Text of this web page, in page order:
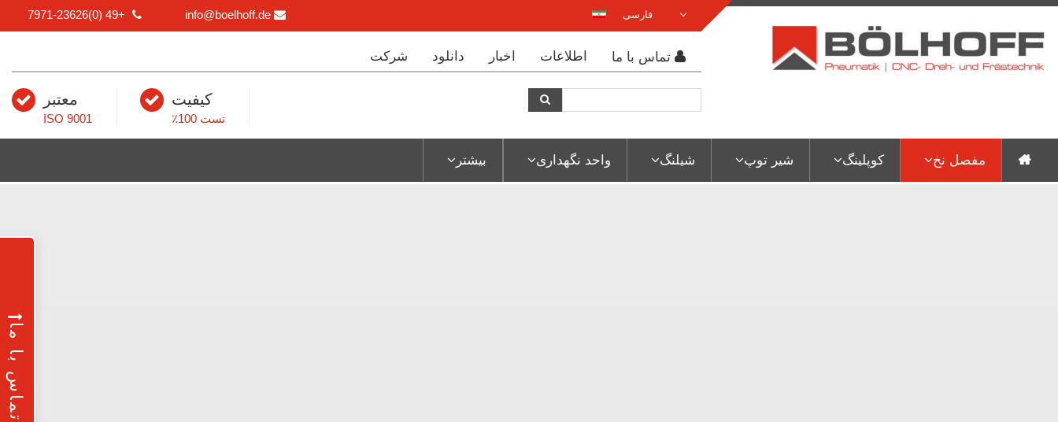
+49 (0)7971-23626 info@boelhoff.de
ENGLISH
ESPAÑOL
POLSKI
FRANÇAIS
ITALIANO
عربي
فارسی
شرکت دانلود اخبار اطلاعات تماس با ما
معتبر
ISO 9001
کیفیت
تست 100٪
مفصل نخ کوپلینگ شیر توپ شیلنگ واحد نگهداری بیشتر
تماس با ما